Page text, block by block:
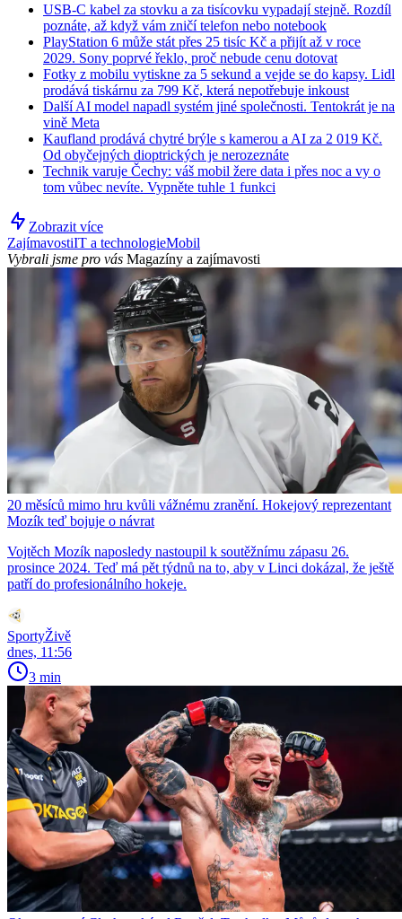
USB-C kabel za stovku a za tisícovku vypadají stejně. Rozdíl
poznáte, až když vám zničí telefon nebo notebook
PlayStation 6 může stát přes 25 tisíc Kč a přijít až v roce
2029. Sony poprvé řeklo, proč nebude cenu dotovat
Fotky z mobilu vytiskne za 5 sekund a vejde se do kapsy. Lidl
prodává tiskárnu za 799 Kč, která nepotřebuje inkoust
Další AI model napadl systém jiné společnosti. Tentokrát je na
vině Meta
Kaufland prodává chytré brýle s kamerou a AI za 2 019 Kč.
Od obyčejných dioptrických je nerozeznáte
Technik varuje Čechy: váš mobil žere data i přes noc a vy o
tom vůbec nevíte. Vypněte tuhle 1 funkci
Zobrazit více
ZajímavostiIT a technologieMobil
Vybrali jsme pro vás Magazíny a zajímavosti
20 měsíců mimo hru kvůli vážnému zranění. Hokejový reprezentant
Mozík teď bojuje o návrat
Vojtěch Mozík naposledy nastoupil k soutěžnímu zápasu 26.
prosince 2024. Teď má pět týdnů na to, aby v Linci dokázal, že ještě
patří do profesionálního hokeje.
SportyŽivě
dnes, 11:56
3 min